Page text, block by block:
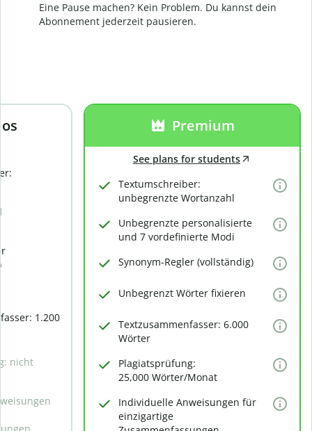
1.200
nicht
Premium
See plans for students
Textumschreiber:
unbegrenzte Wortanzahl
Unbegrenzte personalisierte
und 7 vordefinierte Modi
Synonym-Regler (vollständig)
Unbegrenzt Wörter fixieren
Textzusammenfasser: 6.000
Wörter
Plagiatsprüfung:
25,000 Wörter/Monat
Individuelle Anweisungen für
einzigartige
Eine Pause machen? Kein Problem. Du kannst dein
Abonnement jederzeit pausieren.